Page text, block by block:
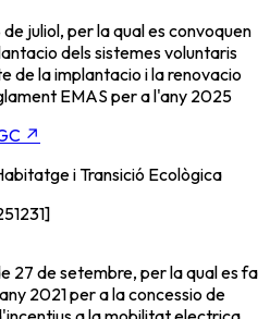
juliol, per la qual es convoquen
dels sistemes voluntaris
de la implantacio i la renovacio
EMAS per a l'any 2025
↗
i Transició Ecològica
27 de setembre, per la qual es fa
2021 per a la concessio de